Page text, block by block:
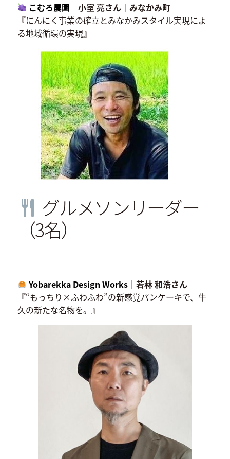
こむろ農園 小室 亮さん｜みなかみ町
『にんにく事業の確立とみなかみスタイル実現によ
る地域循環の実現』
グルメソンリーダー
（3名）
Yobarekka Design Works｜若林 和浩さん
『“もっちり×ふわふわ”の新感覚パンケーキで、牛
久の新たな名物を。』